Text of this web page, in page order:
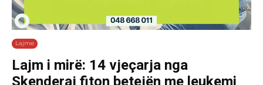
Lajme
Lajm i mirë: 14 vjeçarja nga